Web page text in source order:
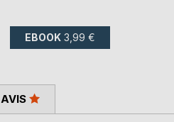
EBOOK 3,99 €
AVIS